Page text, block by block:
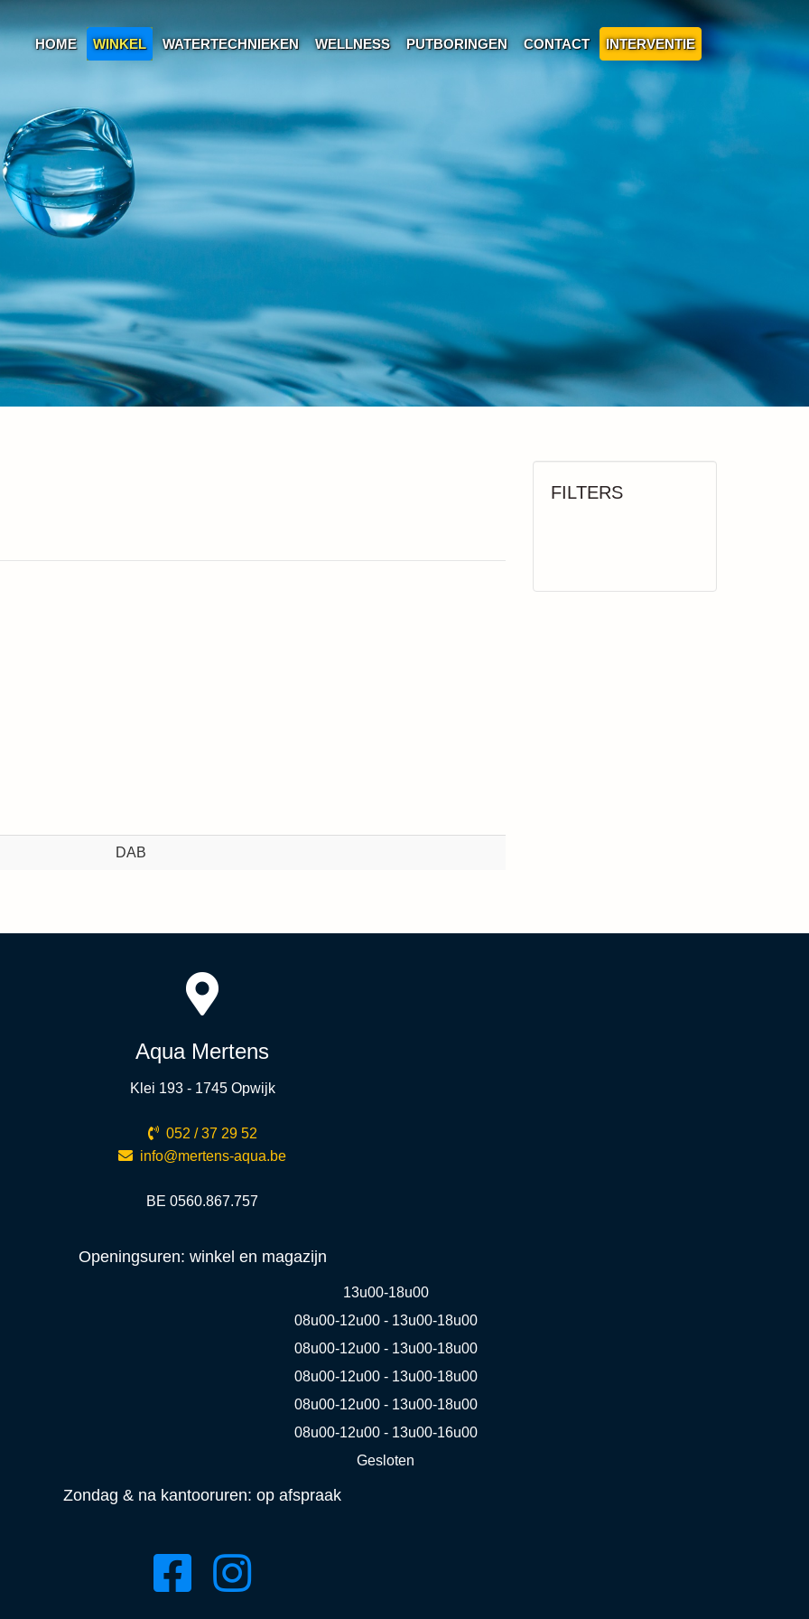
HOME WINKEL WATERTECHNIEKEN WELLNESS PUTBORINGEN CONTACT INTERVENTIE
DAB
FILTERS
Aqua Mertens
Klei 193 - 1745 Opwijk
052 / 37 29 52
info@mertens-aqua.be
BE 0560.867.757
Openingsuren: winkel en magazijn
13u00-18u00
08u00-12u00 - 13u00-18u00
08u00-12u00 - 13u00-18u00
08u00-12u00 - 13u00-18u00
08u00-12u00 - 13u00-18u00
08u00-12u00 - 13u00-16u00
Gesloten
Zondag & na kantooruren: op afspraak